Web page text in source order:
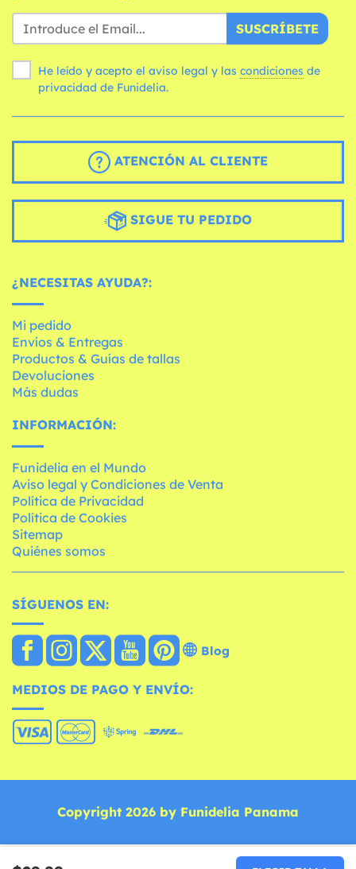
SUSCRÍBETE
He leído y acepto el aviso legal y las condiciones
privacidad de Funidelia.
ATENCIÓN AL CLIENTE
SIGUE TU PEDIDO
¿NECESITAS AYUDA?:
Mi pedido
Envíos & Entregas
Productos & Guías de tallas
Devoluciones
Más dudas
INFORMACIÓN:
Funidelia en el Mundo
Aviso legal y Condiciones de Venta
Política de Privacidad
Política de Cookies
Sitemap
Quiénes somos
SÍGUENOS EN:
Blog
MEDIOS DE PAGO Y ENVÍO:
Copyright 2026 by Funidelia Panama